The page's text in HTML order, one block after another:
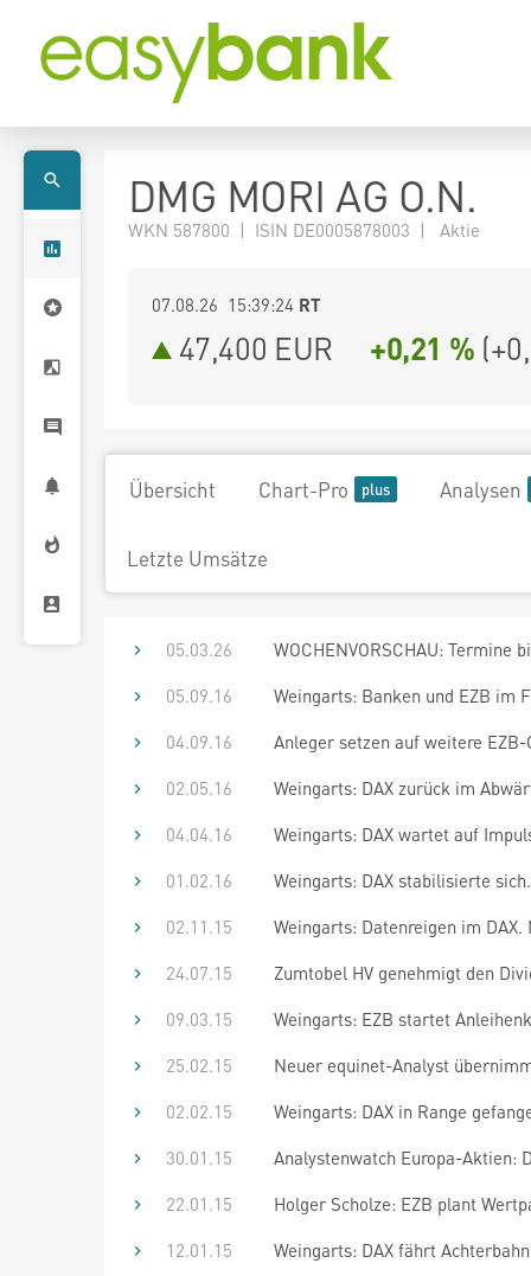
DMG MORI AG O.N.
WKN 587800 | ISIN DE0005878003 | Aktie
07.08.26 15:39:24 RT
47,400 EUR +0,21 % (
Übersicht Chart-Pro Analysen
Letzte Umsätze
05.03.26
WOCHENVORSCHAU: Termine
05.09.16
Weingarts: Banken und EZB im
04.09.16
Anleger setzen auf weitere
02.05.16
Weingarts: DAX zurück im
04.04.16
Weingarts: DAX wartet auf
01.02.16
Weingarts: DAX stabilisierte
02.11.15
Weingarts: Datenreigen im
24.07.15
Zumtobel HV genehmigt den
09.03.15
Weingarts: EZB startet
25.02.15
Neuer equinet-Analyst
02.02.15
Weingarts: DAX in Range
30.01.15
Analystenwatch Europa-Aktien:
22.01.15
Holger Scholze: EZB plant
12.01.15
Weingarts: DAX fährt